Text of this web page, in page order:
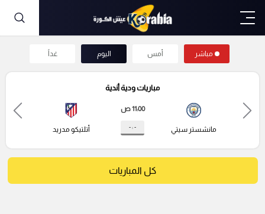
مباشر أمس اليوم غداً
مباريات ودية أندية
مانشستر سيتي
11:00 ص
- : - أتلتيكو مدريد
كل المباريات